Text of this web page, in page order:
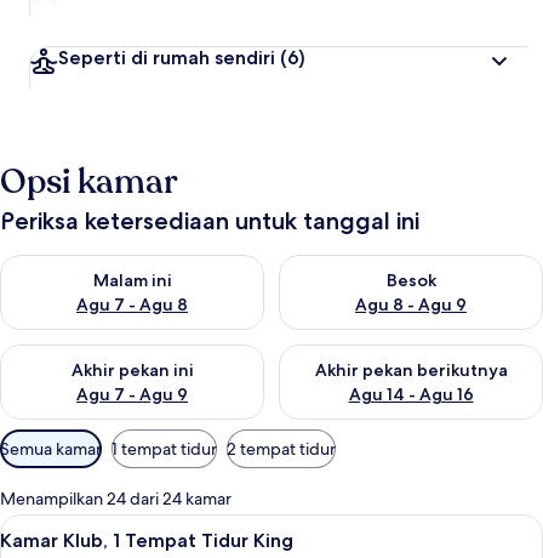
Seperti di rumah sendiri (6)
Opsi kamar
Periksa ketersediaan untuk tanggal ini
Malam ini
Agu 7 - Agu 8
Periksa ketersediaan untuk malam ini Agu 7 - Agu 8
Besok
Agu 8 - Agu 9
Periksa ketersediaan untuk
Akhir pekan ini
Agu 7 - Agu 9
Periksa ketersediaan untuk akhir pekan ini Agu 7 - Agu 9
Akhir pekan berikutnya
Agu 14 - Agu 16
Periksa ketersediaan untuk
Filter
tersedia
untuk
kamar
Semua kamar 1 tempat tidur 2 tempat tidur
Menampilkan 24 dari 24 kamar
Lihat
12
Kamar Klub, 1 Tempat Tidur King